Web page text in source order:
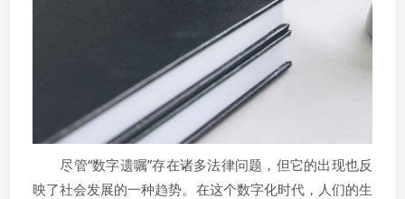
尽管“数字遗嘱”存在诸多法律问题，但它的出现也反
映了社会发展的一种趋势。在这个数字化时代，人们的生